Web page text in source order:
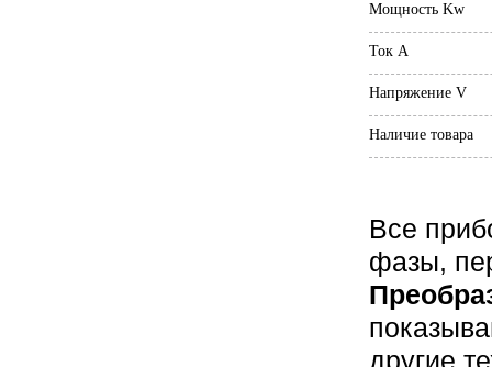
Мощность Kw
Ток А
Напряжение V
Наличие товара
Все
фазы,
другие